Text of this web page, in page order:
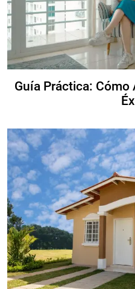
Guía Práctica: Cómo